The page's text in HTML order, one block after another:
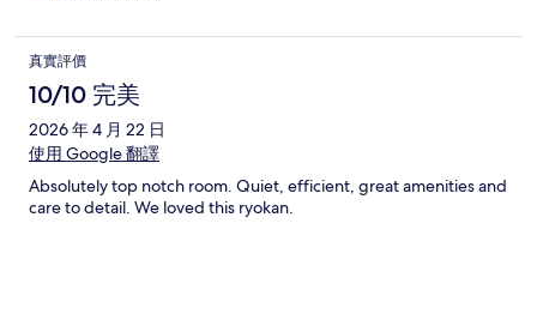
真實評價
10/10 完美
2026 年 4 月 22 日
使用 Google 翻譯
Absolutely top notch room. Quiet, efficient, great amenities and
care to detail. We loved this ryokan.